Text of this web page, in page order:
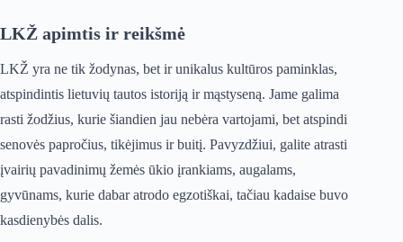
LKŽ apimtis ir reikšmė
LKŽ yra ne tik žodynas, bet ir unikalus kultūros paminklas,
atspindintis lietuvių tautos istoriją ir mąstyseną. Jame galima
rasti žodžius, kurie šiandien jau nebėra vartojami, bet atspindi
senovės papročius, tikėjimus ir buitį. Pavyzdžiui, galite atrasti
įvairių pavadinimų žemės ūkio įrankiams, augalams,
gyvūnams, kurie dabar atrodo egzotiškai, tačiau kadaise buvo
kasdienybės dalis.